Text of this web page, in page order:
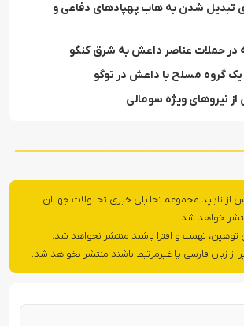
تبدیل شدن به هاب پهپادهای دفاعی و
یک گروه مسلح با داعش در توگو
تایید مجموعه تحلیلی خبری تحــولات جهــان
خواهد شد.
تهمت و افترا باشند منتشر نخواهد شد.
از زبان فارسی یا غیرمرتبط باشند منتشر نخواهد شد.